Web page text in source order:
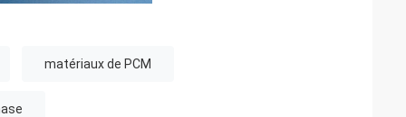
matériaux de PCM